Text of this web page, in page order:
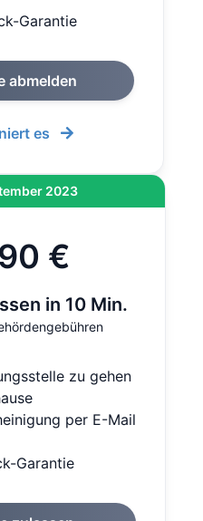
Garantie
abmelden
es
2023
€
in 10 Min.
zu gehen
per E-Mail
Garantie